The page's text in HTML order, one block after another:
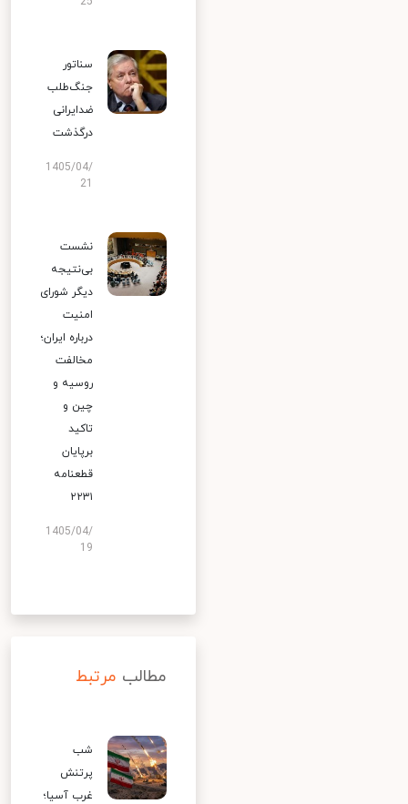
سناتور
جنگ‌طلب
ضدایرانی
درگذشت
1405/04/
نشست
بی‌نتیجه
دیگر شورای
امنیت
درباره ایران؛
مخالفت
روسیه و
چین و
تاکید
برپایان
قطعنامه
۲۲۳۱
1405/04/
19
مطالب مرتبط
شب
پرتنش
غرب آسیا؛